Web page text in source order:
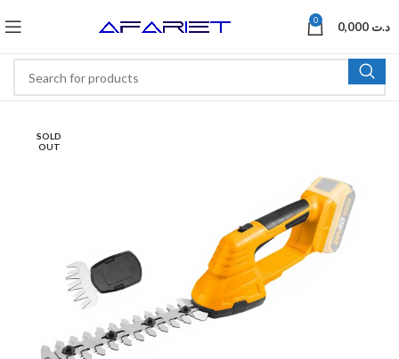
0 د.ت
SOLD
OUT